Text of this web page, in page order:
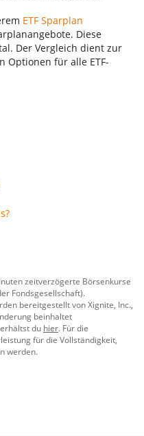
ETF Sparplan
Diese
Der Vergleich dient zur
Optionen für alle ETF-
zeitverzögerte Börsenkurse
Fondsgesellschaft).
bereitgestellt vonXignite, Inc.
beinhaltet
du hier. Für die
für die Vollständigkeit,
werden.